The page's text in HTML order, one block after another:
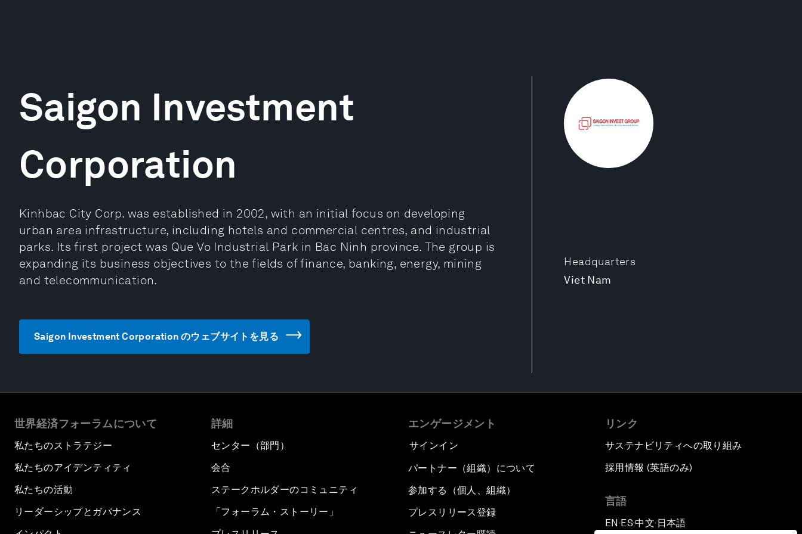
Headquarters
Viet Nam
Saigon Investment
Corporation
Kinhbac City Corp. was established in 2002, with an initial focus on developing
urban area infrastructure, including hotels and commercial centres, and industrial
parks. Its first project was Que Vo Industrial Park in Bac Ninh province. The group is
expanding its business objectives to the fields of finance, banking, energy, mining
and telecommunication.
Saigon Investment Corporation のウェブサイトを見る
世界経済フォーラムについて
私たちのストラテジー
私たちのアイデンティティ
私たちの活動
リーダーシップとガバナンス
詳細
センター（部門）
会合
ステークホルダーのコミュニティ
「フォーラム・ストーリー」
エンゲージメント
サインイン
パートナー（組織）について
参加する（個人、組織）
プレスリリース登録
リンク
サステナビリティへの取り組み
採用情報 (英語のみ)
言語
EN ▪ES▪中文▪ 日本語